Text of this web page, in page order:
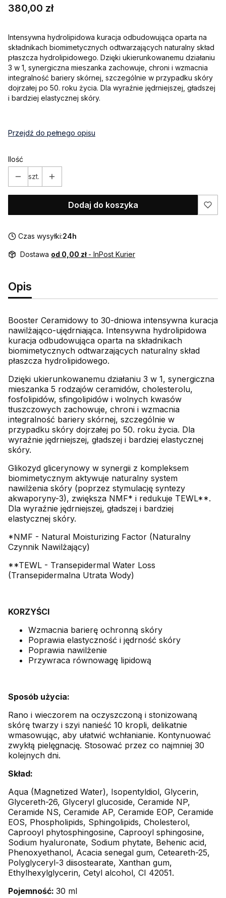
Cena
380,00 zł
Intensywna hydrolipidowa kuracja odbudowująca oparta na
składnikach biomimetycznych odtwarzających naturalny skład
płaszcza hydrolipidowego. Dzięki ukierunkowanemu działaniu
3 w 1, synergiczna mieszanka zachowuje, chroni i wzmacnia
integralność bariery skórnej, szczególnie w przypadku skóry
dojrzałej po 50. roku życia. Dla wyraźnie jędrniejszej, gładszej
i bardziej elastycznej skóry.
Przejdź do pełnego opisu
Ilość
szt.
Dodaj do koszyka
Czas wysyłki:24h
Dostawa od 0,00 zł - InPost Kurier
Opis
Booster Ceramidowy to 30-dniowa intensywna kuracja
nawilżająco-ujędrniająca. Intensywna hydrolipidowa
kuracja odbudowująca oparta na składnikach
biomimetycznych odtwarzających naturalny skład
płaszcza hydrolipidowego.
Dzięki ukierunkowanemu działaniu 3 w 1, synergiczna
mieszanka 5 rodzajów ceramidów, cholesterolu,
fosfolipidów, sfingolipidów i wolnych kwasów
tłuszczowych zachowuje, chroni i wzmacnia
integralność bariery skórnej, szczególnie w
przypadku skóry dojrzałej po 50. roku życia. Dla
wyraźnie jędrniejszej, gładszej i bardziej elastycznej
skóry.
Glikozyd glicerynowy w synergii z kompleksem
biomimetycznym aktywuje naturalny system
nawilżenia skóry (poprzez stymulację syntezy
akwaporyny-3), zwiększa NMF* i redukuje TEWL**.
Dla wyraźnie jędrniejszej, gładszej i bardziej
elastycznej skóry.
*NMF - Natural Moisturizing Factor (Naturalny
Czynnik Nawilżający)
**TEWL - Transepidermal Water Loss
(Transepidermalna Utrata Wody)
KORZYŚCI
Wzmacnia barierę ochronną skóry
Poprawia elastyczność i jędrność skóry
Poprawia nawilżenie
Przywraca równowagę lipidową
Sposób użycia:
Rano i wieczorem na oczyszczoną i stonizowaną
skórę twarzy i szyi nanieść 10 kropli, delikatnie
wmasowując, aby ułatwić wchłanianie. Kontynuować
zwykłą pielęgnację. Stosować przez co najmniej 30
kolejnych dni.
Skład:
Aqua (Magnetized Water), Isopentyldiol, Glycerin,
Glycereth-26, Glyceryl glucoside, Ceramide NP,
Ceramide NS, Ceramide AP, Ceramide EOP, Ceramide
EOS, Phospholipids, Sphingolipids, Cholesterol,
Caprooyl phytosphingosine, Caprooyl sphingosine,
Sodium hyaluronate, Sodium phytate, Behenic acid,
Phenoxyethanol, Acacia senegal gum, Ceteareth-25,
Polyglyceryl-3 diisostearate, Xanthan gum,
Ethylhexylglycerin, Cetyl alcohol, CI 42051.
Pojemność: 30 ml